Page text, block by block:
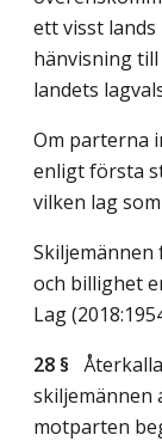
ett visst lands
hänvisning
landets
Om parterna
enligt första
vilken lag
och billighet
Lag
28 §
skiljemännen
motparten